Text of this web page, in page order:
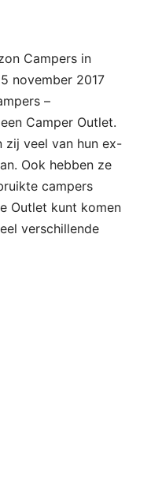
Campers in
november 2017
–
Camper Outlet.
zij veel van hun ex-
Ook hebben ze
campers
Outlet kunt komen
verschillende